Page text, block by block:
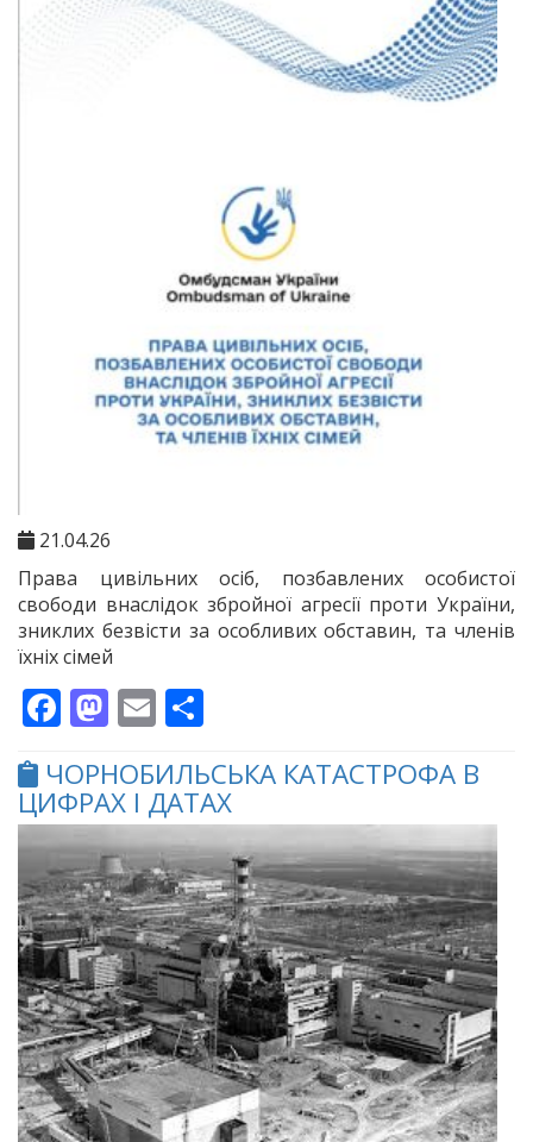
21.04.26
Права цивільних осіб, позбавлених особистої
свободи внаслідок збройної агресії проти України,
зниклих безвісти за особливих обставин, та членів
їхніх сімей
Facebook
Mastodon
Email
ЧОРНОБИЛЬСЬКА КАТАСТРОФА В
ЦИФРАХ І ДАТАХ